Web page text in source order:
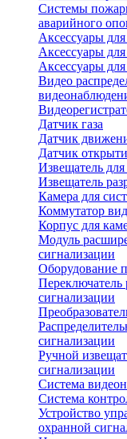
Системы
аварийного
Аксессуары
Аксессуары
Аксессуары
Видео
Датчик газа
Датчик
Датчик
Извещатель
Извещатель
Камера для
Коммутатор
Корпус для
Модуль
сигнализации
Оборудование
сигнализации
сигнализации
Ручной
сигнализации
Система
Система
Устройство
охранной